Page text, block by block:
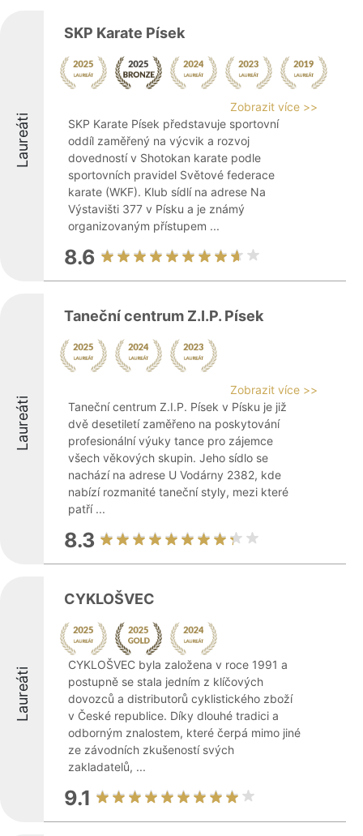
Laureáti
SKP Karate Písek
Zobrazit více >>
SKP Karate Písek představuje sportovní
oddíl zaměřený na výcvik a rozvoj
dovedností v Shotokan karate podle
sportovních pravidel Světové federace
karate (WKF). Klub sídlí na adrese Na
Výstavišti 377 v Písku a je známý
organizovaným přístupem ...
8.6
Laureáti
Taneční centrum Z.I.P. Písek
Zobrazit více >>
Taneční centrum Z.I.P. Písek v Písku je již
dvě desetiletí zaměřeno na poskytování
profesionální výuky tance pro zájemce
všech věkových skupin. Jeho sídlo se
nachází na adrese U Vodárny 2382, kde
nabízí rozmanité taneční styly, mezi které
patří ...
8.3
Laureáti
CYKLOŠVEC
CYKLOŠVEC byla založena v roce 1991 a
postupně se stala jedním z klíčových
dovozců a distributorů cyklistického zboží
v České republice. Díky dlouhé tradici a
odborným znalostem, které čerpá mimo jiné
ze závodních zkušeností svých
zakladatelů, ...
9.1